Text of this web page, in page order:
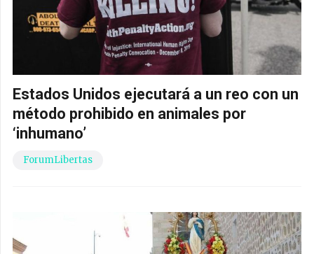
Estados Unidos ejecutará a un reo con un
método prohibido en animales por
‘inhumano’
ForumLibertas